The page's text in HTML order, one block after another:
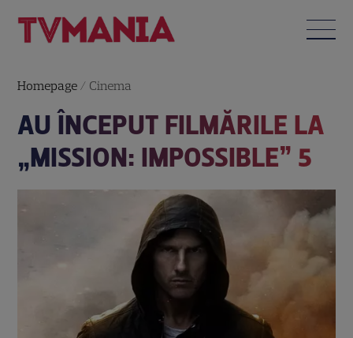
Homepage / Cinema
AU ÎNCEPUT FILMĂRILE LA
„MISSION: IMPOSSIBLE” 5